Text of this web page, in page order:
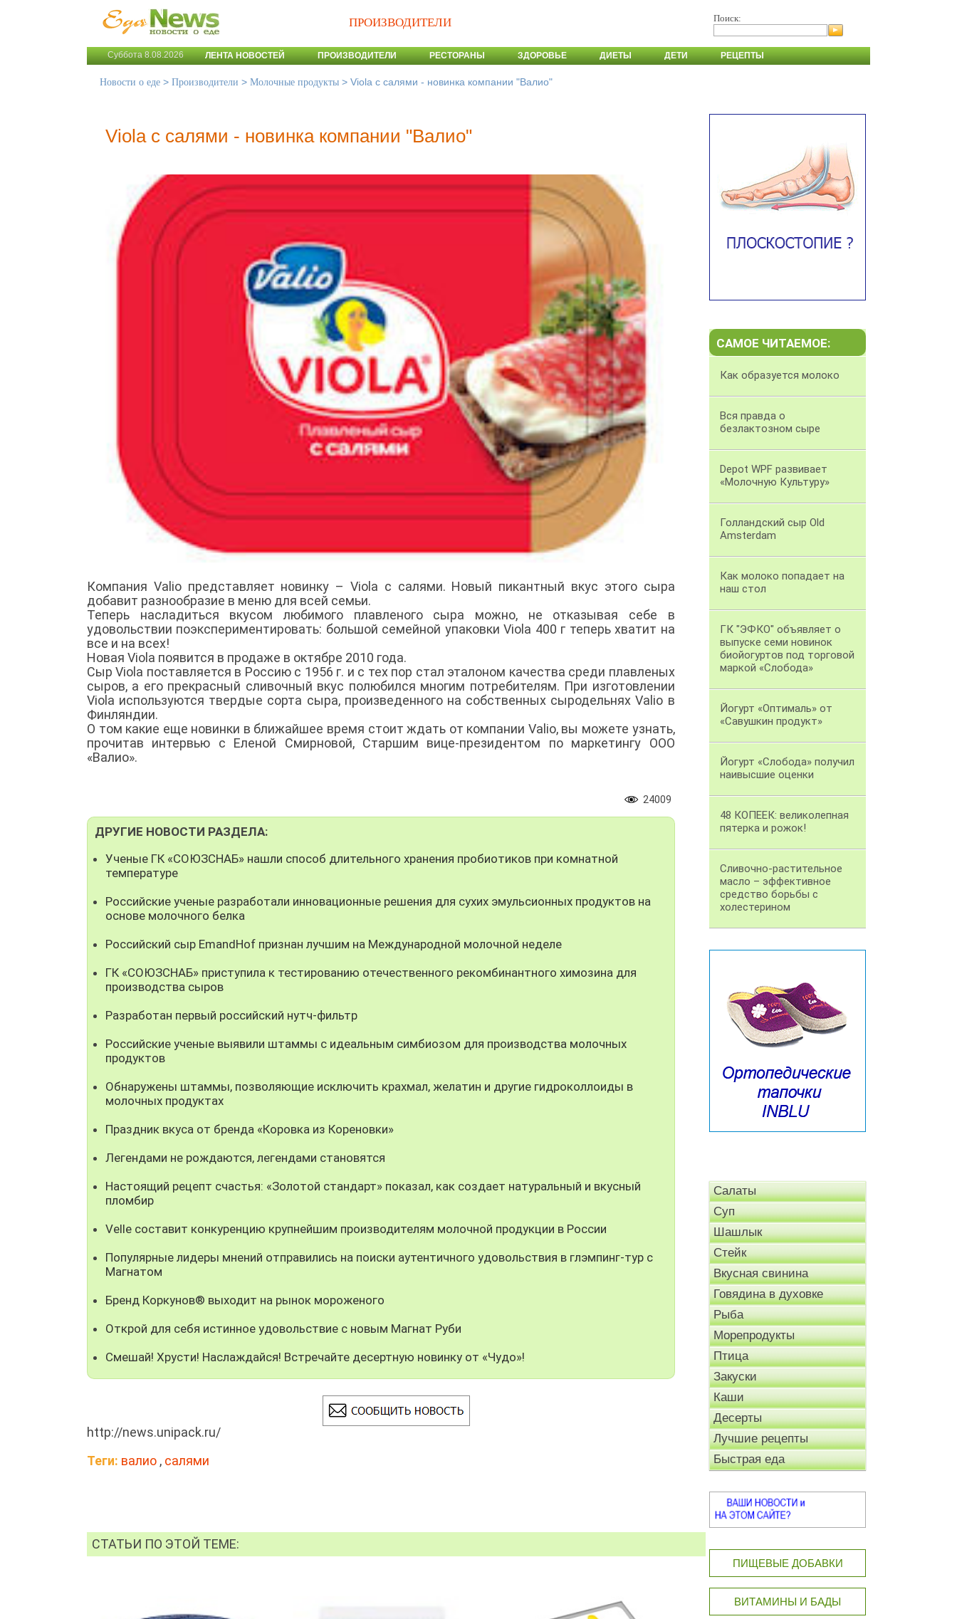
ПРОИЗВОДИТЕЛИ Поиск:
Суббота 8.08.2026 ЛЕНТА НОВОСТЕЙ ПРОИЗВОДИТЕЛИ РЕСТОРАНЫ ЗДОРОВЬЕ ДИЕТЫ ДЕТИ РЕЦЕПТЫ
Новости о еде > Производители > Молочные продукты > Viola с салями - новинка компании "Валио"
Viola с салями - новинка компании "Валио"
Компания Valio представляет новинку – Viola с салями. Новый пикантный вкус этого сыра
добавит разнообразие в меню для всей семьи.
Теперь насладиться вкусом любимого плавленого сыра можно, не отказывая себе в
удовольствии поэкспериментировать: большой семейной упаковки Viola 400 г теперь хватит на
все и на всех!
Новая Viola появится в продаже в октябре 2010 года.
Сыр Viola поставляется в Россию с 1956 г. и с тех пор стал эталоном качества среди плавленых
сыров, а его прекрасный сливочный вкус полюбился многим потребителям. При изготовлении
Viola используются твердые сорта сыра, произведенного на собственных сыродельнях Valio в
Финляндии.
О том какие еще новинки в ближайшее время стоит ждать от компании Valio, вы можете узнать,
прочитав интервью с Еленой Смирновой, Старшим вице-президентом по маркетингу ООО
«Валио».
24009
ДРУГИЕ НОВОСТИ РАЗДЕЛА:
Ученые ГК «СОЮЗСНАБ» нашли способ длительного хранения пробиотиков при комнатной
температуре
Российские ученые разработали инновационные решения для сухих эмульсионных продуктов на
основе молочного белка
Российский сыр EmandHof признан лучшим на Международной молочной неделе
ГК «СОЮЗСНАБ» приступила к тестированию отечественного рекомбинантного химозина для
производства сыров
Разработан первый российский нутч-фильтр
Российские ученые выявили штаммы с идеальным симбиозом для производства молочных
продуктов
Обнаружены штаммы, позволяющие исключить крахмал, желатин и другие гидроколлоиды в
молочных продуктах
Праздник вкуса от бренда «Коровка из Кореновки»
Легендами не рождаются, легендами становятся
Настоящий рецепт счастья: «Золотой стандарт» показал, как создает натуральный и вкусный
пломбир
Velle составит конкуренцию крупнейшим производителям молочной продукции в России
Популярные лидеры мнений отправились на поиски аутентичного удовольствия в глэмпинг-тур с
Магнатом
Бренд Коркунов® выходит на рынок мороженого
Открой для себя истинное удовольствие с новым Магнат Руби
Смешай! Хрусти! Наслаждайся! Встречайте десертную новинку от «Чудо»!
http://news.unipack.ru/
Теги: валио , салями
СТАТЬИ ПО ЭТОЙ ТЕМЕ:
САМОЕ ЧИТАЕМОЕ:
Как образуется молоко
Вся правда о
безлактозном сыре
Depot WPF развивает
«Молочную Культуру»
Голландский сыр Old
Amsterdam
Как молоко попадает на
наш стол
ГК "ЭФКО" объявляет о
выпуске семи новинок
биойогуртов под торговой
маркой «Слобода»
Йогурт «Оптималь» от
«Савушкин продукт»
Йогурт «Слобода» получил
наивысшие оценки
48 КОПЕЕК: великолепная
пятерка и рожок!
Сливочно-растительное
масло – эффективное
средство борьбы с
холестерином
Салаты
Суп
Шашлык
Стейк
Вкусная свинина
Говядина в духовке
Рыба
Морепродукты
Птица
Закуски
Каши
Десерты
Лучшие рецепты
Быстрая еда
ПИЩЕВЫЕ ДОБАВКИ
ВИТАМИНЫ И БАДЫ